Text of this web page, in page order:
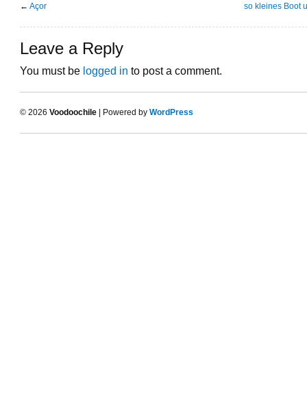
← Açor so kleines Boot
Leave a Reply
You must be logged in to post a comment.
© 2026 Voodoochile | Powered by WordPress